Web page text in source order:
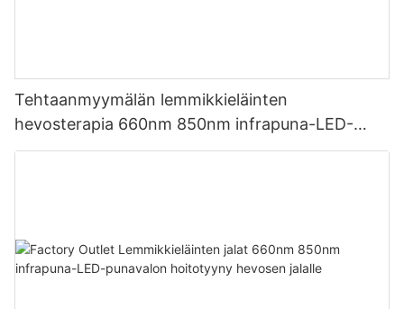
Tehtaanmyymälän lemmikkieläinten
hevosterapia 660nm 850nm infrapuna-LED-
punavaloterapiavyö ratsastussaappaita varten